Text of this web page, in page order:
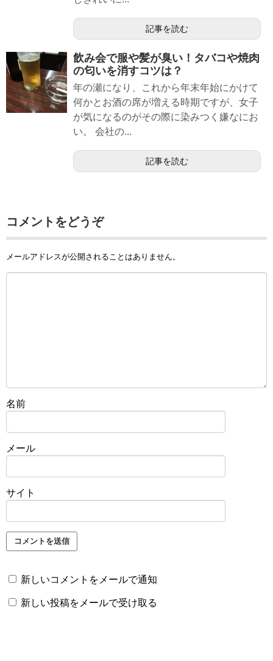
記事を読む
飲み会で服や髪が臭い！タバコや焼肉
の匂いを消すコツは？
年の瀬になり、これから年末年始にかけて
何かとお酒の席が増える時期ですが、女子
が気になるのがその際に染みつく嫌なにお
い。 会社の...
記事を読む
コメントをどうぞ
メールアドレスが公開されることはありません。
名前
メール
サイト
新しいコメントをメールで通知
新しい投稿をメールで受け取る